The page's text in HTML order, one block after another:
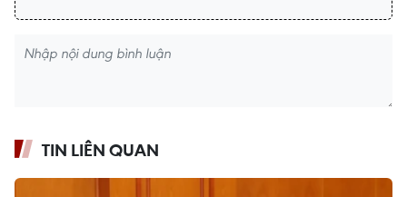
TIN LIÊN QUAN